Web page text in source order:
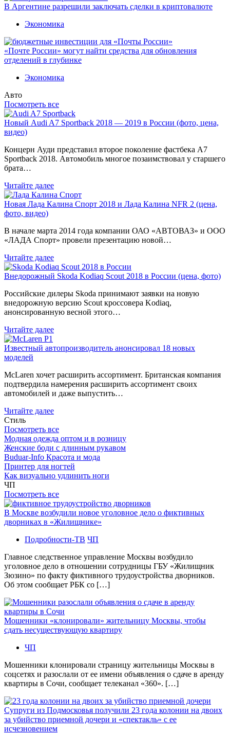
В Аргентине разрешили заключать сделки в криптовалюте
Экономика
«Почте России» могут найти средства для обновления
отделений в глубинке
Экономика
Авто
Посмотреть все
Новый Audi A7 Sportback 2018 — 2019 в России (фото, цена,
видео)
Концерн Ауди представил второе поколение фастбека A7
Sportback 2018. Автомобиль многое позаимствовал у старшего
брата…
Читайте далее
Новая Лада Калина Спорт 2018 и Лада Калина NFR 2 (цена,
фото, видео)
В начале марта 2014 года компании ОАО «АВТОВАЗ» и ООО
«ЛАДА Спорт» провели презентацию новой…
Читайте далее
Внедорожный Skoda Kodiaq Scout 2018 в России (цена, фото)
Российские дилеры Skoda принимают заявки на новую
внедорожную версию Scout кроссовера Kodiaq,
анонсированную весной этого…
Читайте далее
Известный автопроизводитель анонсировал 18 новых
моделей
McLaren хочет расширить ассортимент. Британская компания
подтвердила намерения расширить ассортимент своих
автомобилей и даже выпустить…
Читайте далее
Стиль
Посмотреть все
Модная одежда оптом и в розницу
Женские боди с длинным рукавом
Buduar-Info Красота и мода
Принтер для ногтей
Как визуально удлинить ноги
ЧП
Посмотреть все
В Москве возбудили новое уголовное дело о фиктивных
дворниках в «Жилищнике»
Подробности-ТВ ЧП
Главное следственное управление Москвы возбудило
уголовное дело в отношении сотрудницы ГБУ «Жилищник
Зюзино» по факту фиктивного трудоустройства дворников.
Об этом сообщает РБК со […]
Мошенники «клонировали» жительницу Москвы, чтобы
сдать несуществующую квартиру
ЧП
Мошенники клонировали страницу жительницы Москвы в
соцсетях и разослали от ее имени объявления о сдаче в аренду
квартиры в Сочи, сообщает телеканал «360». […]
Супруги из Подмосковья получили 23 года колонии на двоих
за убийство приемной дочери и «спектакль» с ее
исчезновением